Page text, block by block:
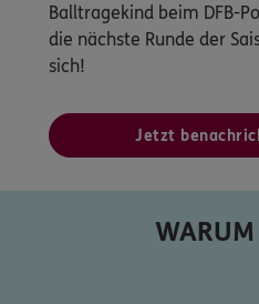
Balltragekind beim DFB-
die nächste Runde der
sich!
Jetzt
WARUM